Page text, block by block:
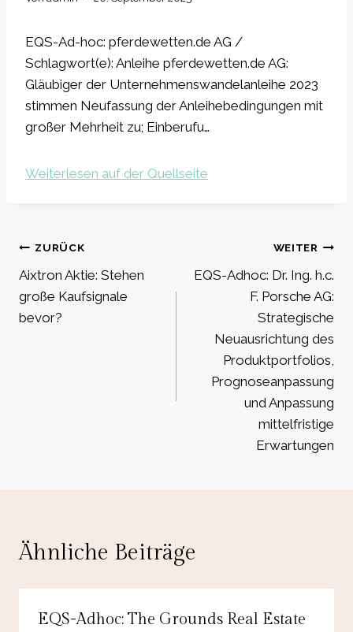
EQS-Ad-hoc: pferdewetten.de AG /
Schlagwort(e): Anleihe pferdewetten.de AG:
Gläubiger der Unternehmenswandelanleihe 2023
stimmen Neufassung der Anleihebedingungen mit
großer Mehrheit zu; Einberufu…
Weiterlesen auf der Quellseite
Beitragsnavigation
ZURÜCK
Aixtron Aktie: Stehen
große Kaufsignale
bevor?
WEITER
EQS-Adhoc: Dr. Ing. h.c.
F. Porsche AG:
Strategische
Neuausrichtung des
Produktportfolios,
Prognoseanpassung
und Anpassung
mittelfristige
Erwartungen
Ähnliche Beiträge
EQS-Adhoc: The Grounds Real Estate